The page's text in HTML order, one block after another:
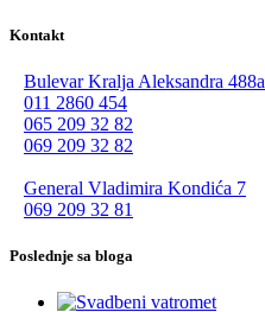
Kontakt
Bulevar Kralja Aleksandra 488a
011 2860 454
065 209 32 82
069 209 32 82
General Vladimira Kondića 7
069 209 32 81
Poslednje sa bloga